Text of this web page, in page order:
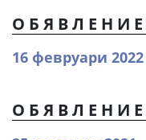
О Б Я В Л Е Н И
16 февруари 2022
О Б Я В Л Е Н И